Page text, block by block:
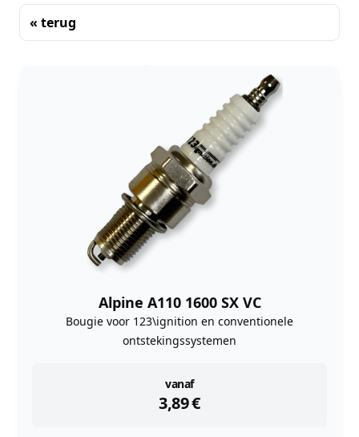
« terug
Alpine A110 1600 SX VC
Bougie voor 123\ignition en conventionele
ontstekingssystemen
vanaf
3,89€
instock